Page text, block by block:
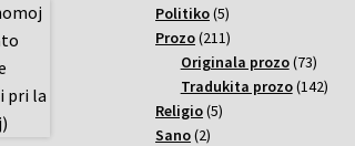
Politiko 55
varoj
Prozo 211211
varoj
Originala prozo 7373
varoj
Tradukita prozo 142142
Religio 55
Sano 22